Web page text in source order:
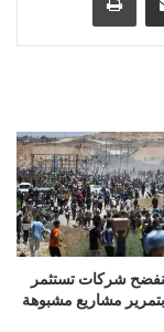
شركات تستثمر
بتمرير مشاريع مشبوهة